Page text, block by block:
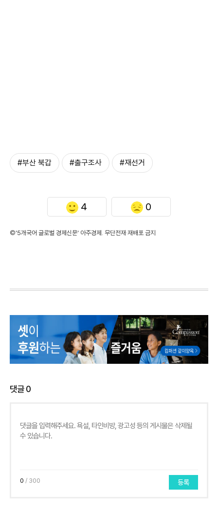
#부산 북갑 #출구조사 #재선거
4 0
©'5개국어 글로벌 경제신문' 아주경제. 무단전재·재배포 금지
댓글0
0 / 300 등록